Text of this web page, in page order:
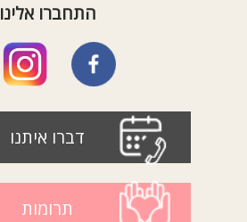
התחברו אלינו
דברו איתנו
תרומות